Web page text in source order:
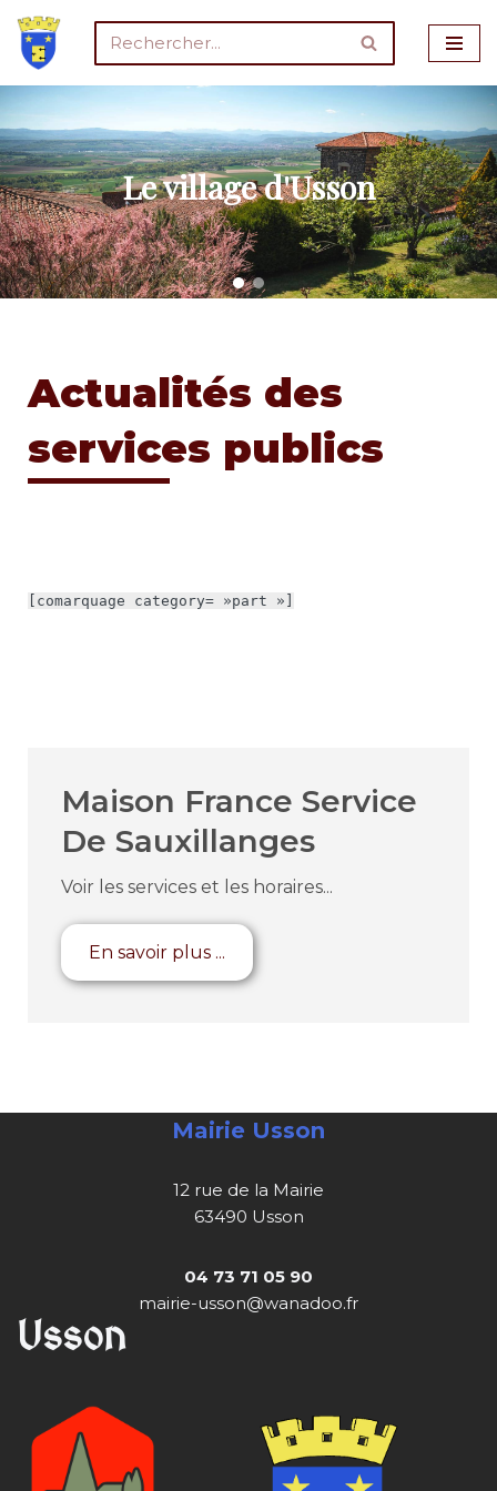
Aller
au
contenu
Le village d'Usson
Actualités des
services publics
[comarquage category= »part »]
Maison France Service
De Sauxillanges
Voir les services et les horaires...
En savoir plus ...
Mairie Usson
12 rue de la Mairie
63490 Usson
04 73 71 05 90
mairie-usson@wanadoo.fr
Usson